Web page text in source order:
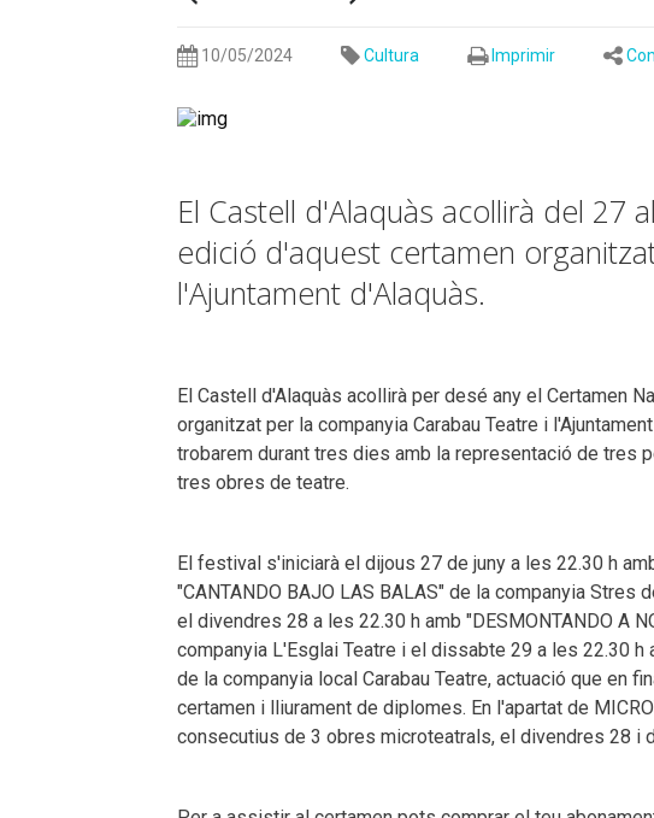
10/05/2024 Cultura Imprimir
El Castell d'Alaquàs acollirà del 27
edició d'aquest certamen
l'Ajuntament d'Alaquàs.
El Castell d'Alaquàs acollirà per desé any el Certamen
organitzat per la companyia Carabau Teatre i
trobarem durant tres dies amb la representació de tres
tres obres de teatre.
El festival s'iniciarà el dijous 27 de juny a les 22.30 h
"CANTANDO BAJO LAS BALAS" de la companyia Stres
el divendres 28 a les 22.30 h amb "DESMONTANDO A
companyia L'Esglai Teatre i el dissabte 29 a les 22.30 h
de la companyia local Carabau Teatre, actuació que en
certamen i lliurament de diplomes. En l'apartat de
consecutius de 3 obres microteatrals, el divendres 28 i